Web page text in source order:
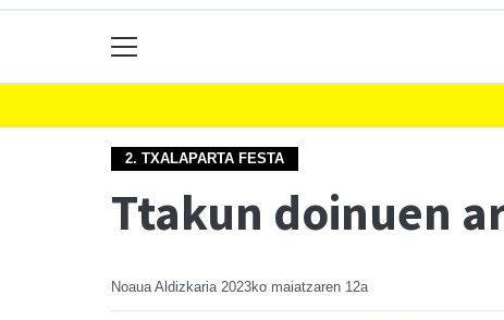
2. TXALAPARTA FESTA
Ttakun doinuen
Noaua Aldizkaria 2023ko maiatzaren 12a